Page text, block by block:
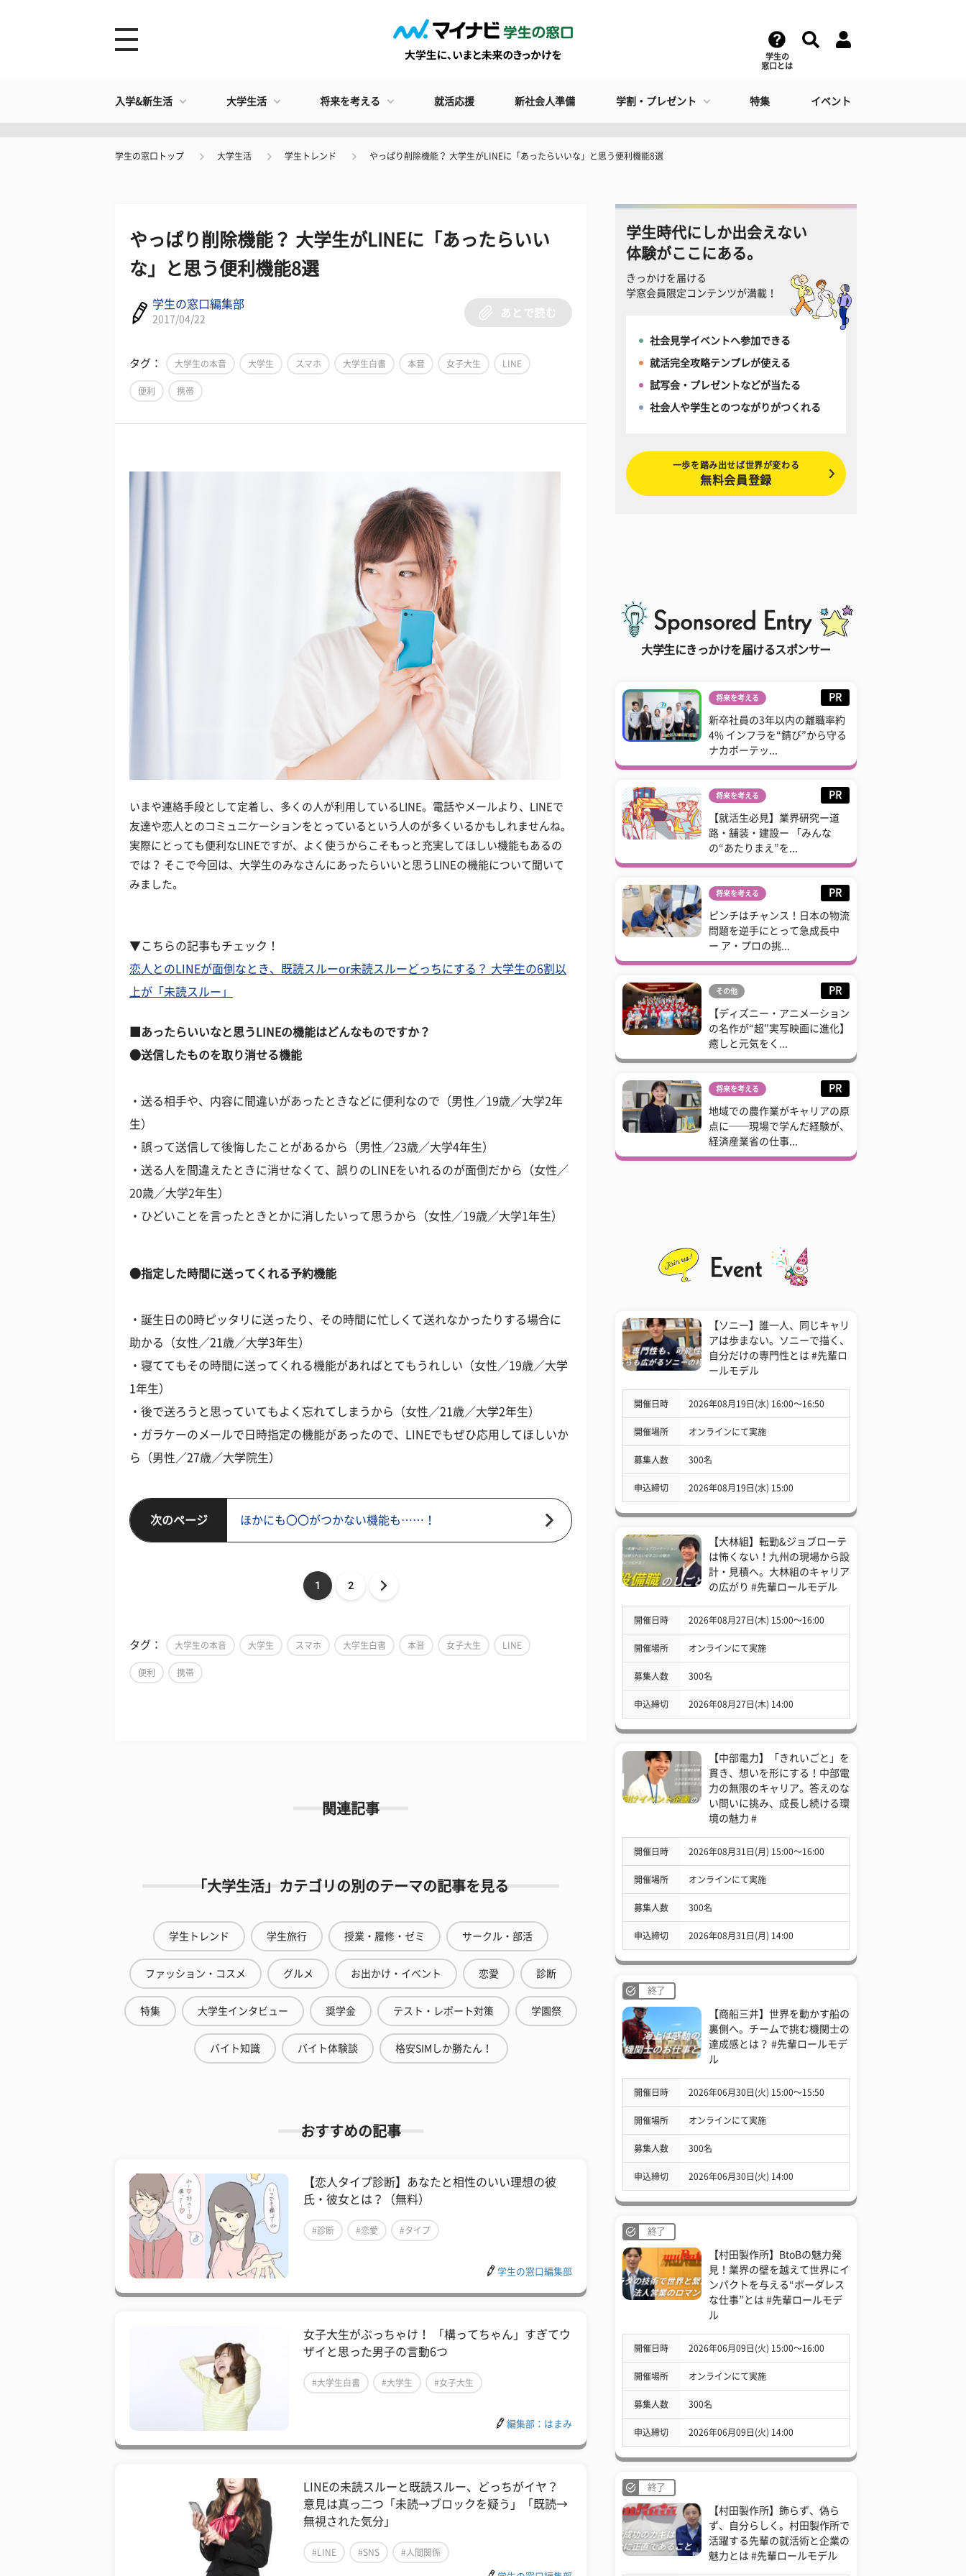
学生の
窓口とは
入学&新生活 大学生活 将来を考える 就活応援 新社会人準備 学割・プレゼント 特集 イベント
学生の窓口トップ 大学生活 学生トレンド やっぱり削除機能？ 大学生がLINEに「あったらいいな」と思う便利機能8選
やっぱり削除機能？ 大学生がLINEに「あったらいい
な」と思う便利機能8選
学生の窓口編集部
2017/04/22
あとで読む
タグ： 大学生の本音 大学生 スマホ 大学生白書 本音 女子大生 LINE
便利 携帯
いまや連絡手段として定着し、多くの人が利用しているLINE。電話やメールより、LINEで
友達や恋人とのコミュニケーションをとっているという人のが多くいるかもしれませんね。
実際にとっても便利なLINEですが、よく使うからこそもっと充実してほしい機能もあるの
では？ そこで今回は、大学生のみなさんにあったらいいと思うLINEの機能について聞いて
みました。
▼こちらの記事もチェック！
恋人とのLINEが面倒なとき、既読スルーor未読スルーどっちにする？ 大学生の6割以
上が「未読スルー」
■あったらいいなと思うLINEの機能はどんなものですか？
●送信したものを取り消せる機能
・送る相手や、内容に間違いがあったときなどに便利なので（男性／19歳／大学2年
生）
・誤って送信して後悔したことがあるから（男性／23歳／大学4年生）
・送る人を間違えたときに消せなくて、誤りのLINEをいれるのが面倒だから（女性／
20歳／大学2年生）
・ひどいことを言ったときとかに消したいって思うから（女性／19歳／大学1年生）
●指定した時間に送ってくれる予約機能
・誕生日の0時ピッタリに送ったり、その時間に忙しくて送れなかったりする場合に
助かる（女性／21歳／大学3年生）
・寝ててもその時間に送ってくれる機能があればとてもうれしい（女性／19歳／大学
1年生）
・後で送ろうと思っていてもよく忘れてしまうから（女性／21歳／大学2年生）
・ガラケーのメールで日時指定の機能があったので、LINEでもぜひ応用してほしいか
ら（男性／27歳／大学院生）
次のページ ほかにも〇〇がつかない機能も……！
1 2
タグ： 大学生の本音 大学生 スマホ 大学生白書 本音 女子大生 LINE
便利 携帯
関連記事
「大学生活」カテゴリの別のテーマの記事を見る
学生トレンド 学生旅行 授業・履修・ゼミ サークル・部活
ファッション・コスメ グルメ お出かけ・イベント 恋愛 診断
特集 大学生インタビュー 奨学金 テスト・レポート対策 学園祭
バイト知識 バイト体験談 格安SIMしか勝たん！
おすすめの記事
【恋人タイプ診断】あなたと相性のいい理想の彼
氏・彼女とは？（無料）
#診断 #恋愛 #タイプ
学生の窓口編集部
女子大生がぶっちゃけ！ 「構ってちゃん」すぎてウ
ザイと思った男子の言動6つ
#大学生白書 #大学生 #女子大生
編集部：はまみ
LINEの未読スルーと既読スルー、どっちがイヤ？
意見は真っ二つ「未読→ブロックを疑う」「既読→
無視された気分」
#LINE #SNS #人間関係
学生時代にしか出会えない
体験がここにある。
きっかけを届ける
学窓会員限定コンテンツが満載！
社会見学イベントへ参加できる
就活完全攻略テンプレが使える
試写会・プレゼントなどが当たる
社会人や学生とのつながりがつくれる
一歩を踏み出せば世界が変わる
無料会員登録
大学生にきっかけを届けるスポンサー
将来を考える PR
新卒社員の3年以内の離職率約
4% インフラを“錆び”から守る
ナカボーテッ...
将来を考える PR
【就活生必見】業界研究ー道
路・舗装・建設ー 「みんな
の“あたりまえ”を...
将来を考える PR
ピンチはチャンス！日本の物流
問題を逆手にとって急成長中
ー ア・プロの挑...
その他 PR
【ディズニー・アニメーション
の名作が“超”実写映画に進化】
癒しと元気をく...
将来を考える PR
地域での農作業がキャリアの原
点に──現場で学んだ経験が、
経済産業省の仕事...
【ソニー】誰一人、同じキャリ
アは歩まない。ソニーで描く、
自分だけの専門性とは #先輩ロ
ールモデル
開催日時 2026年08月19日(水) 16:00〜16:50
開催場所 オンラインにて実施
募集人数 300名
申込締切 2026年08月19日(水) 15:00
【大林組】転勤&ジョブローテ
は怖くない！九州の現場から設
計・見積へ。大林組のキャリア
の広がり #先輩ロールモデル
開催日時 2026年08月27日(木) 15:00〜16:00
開催場所 オンラインにて実施
募集人数 300名
申込締切 2026年08月27日(木) 14:00
【中部電力】「きれいごと」を
貫き、想いを形にする！中部電
力の無限のキャリア。答えのな
い問いに挑み、成長し続ける環
境の魅力 #
開催日時 2026年08月31日(月) 15:00〜16:00
開催場所 オンラインにて実施
募集人数 300名
申込締切 2026年08月31日(月) 14:00
終了
【商船三井】世界を動かす船の
裏側へ。チームで挑む機関士の
達成感とは？ #先輩ロールモデ
ル
開催日時 2026年06月30日(火) 15:00〜15:50
開催場所 オンラインにて実施
募集人数 300名
申込締切 2026年06月30日(火) 14:00
終了
【村田製作所】BtoBの魅力発
見！業界の壁を越えて世界にイ
ンパクトを与える“ボーダレス
な仕事”とは #先輩ロールモデ
ル
開催日時 2026年06月09日(火) 15:00〜16:00
開催場所 オンラインにて実施
募集人数 300名
申込締切 2026年06月09日(火) 14:00
終了
【村田製作所】飾らず、偽ら
ず、自分らしく。村田製作所で
活躍する先輩の就活術と企業の
魅力とは #先輩ロールモデル